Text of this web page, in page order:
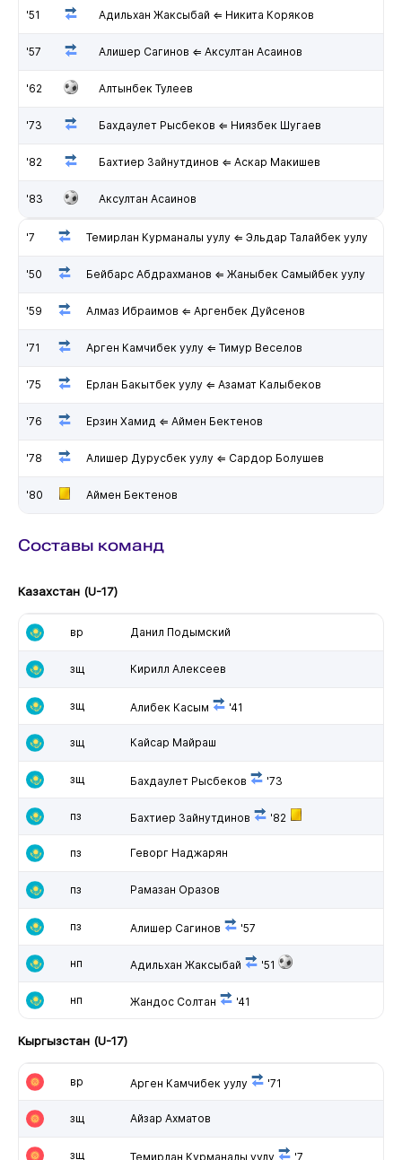
'51 Адильхан Жаксыбай ⇐ Никита Коряков
'57 Алишер Сагинов ⇐ Аксултан Асаинов
'62 Алтынбек Тулеев
'73 Бахдаулет Рысбеков ⇐ Ниязбек Шугаев
'82 Бахтиер Зайнутдинов ⇐ Аскар Макишев
'83 Аксултан Асаинов
'7 Темирлан Курманалы уулу ⇐ Эльдар Талайбек уулу
'50 Бейбарс Абдрахманов ⇐ Жаныбек Самыйбек уулу
'59 Алмаз Ибраимов ⇐ Аргенбек Дуйсенов
'71 Арген Камчибек уулу ⇐ Тимур Веселов
'75 Ерлан Бакытбек уулу ⇐ Азамат Калыбеков
'76 Ерзин Хамид ⇐ Аймен Бектенов
'78 Алишер Дурусбек уулу ⇐ Сардор Болушев
'80 Аймен Бектенов
Составы команд
Казахстан (U-17)
вр Данил Подымский
зщ Кирилл Алексеев
зщ Алибек Касым '41
зщ Кайсар Майраш
зщ Бахдаулет Рысбеков '73
пз Бахтиер Зайнутдинов '82
пз Геворг Наджарян
пз Рамазан Оразов
пз Алишер Сагинов '57
нп Адильхан Жаксыбай '51
нп Жандос Солтан '41
Кыргызстан (U-17)
вр Арген Камчибек уулу '71
зщ Айзар Ахматов
зщ Темирлан Курманалы уулу '7